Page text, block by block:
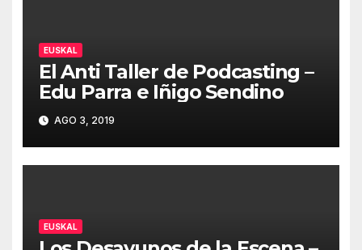
EUSKAL
El Anti Taller de Podcasting –
Edu Parra e Iñigo Sendino
AGO 3, 2019
EUSKAL